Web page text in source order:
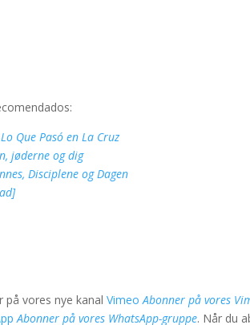
Que Pasó en La Cruz
jøderne og dig
Disciplene og Dagen
på vores nye kanalVimeoAbonner på vores
Abonner på vores WhatsApp-gruppe. Når du